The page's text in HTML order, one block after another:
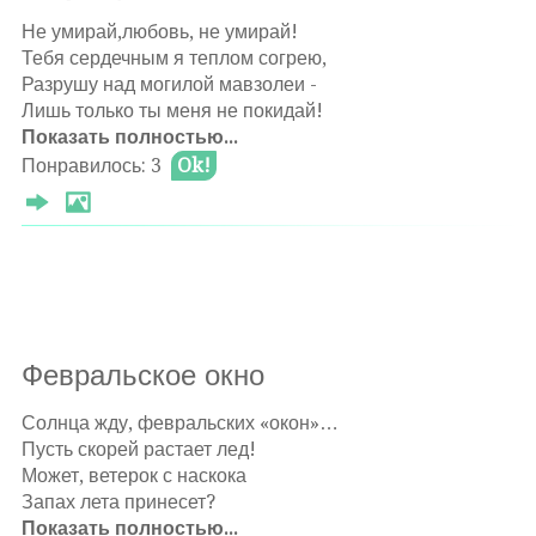
Оставлять комментарии могут только
авторизированныепользователи
Не умирай,любовь, не умирай!
Тебя сердечным я теплом согрею,
Разрушу над могилой мавзолеи -
Лишь только ты меня не покидай!
Не исчезай, любовь моя, гори!
Зажгись в душе весенним нежным чувством
И в непогоду на рассвете тусклом
Я призрак счастья снова стану ждать.
И пылкой страсти тоненький росток
Пусть алой розой расцветёт меж строк!
Θ 2025-04-09
Показать полностью...
Понравилось: 3
Ok!
Февральское окно
Солнца жду, февральских «окон»…
Пусть скорей растает лед!
Может, ветерок с наскока
Запах лета принесет?
Жду у своего окошка,
Показать полностью...